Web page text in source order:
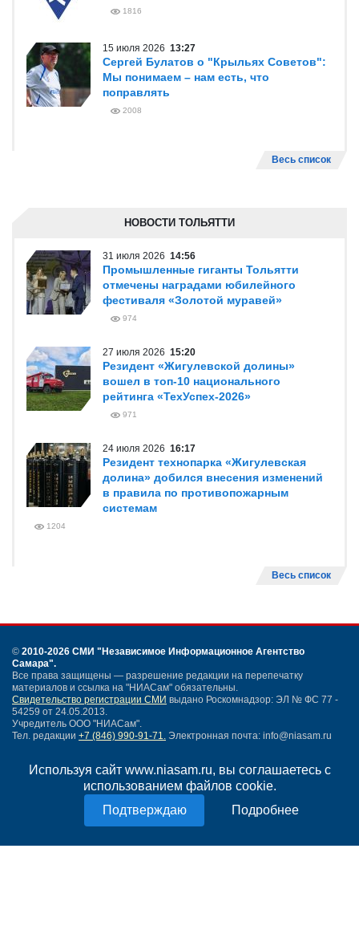
Используя сайт www.niasam.ru, вы соглашаетесь с
использованием файлов cookie.
Подробнее
1816
15 июля 2026 13:27
Сергей Булатов о "Крыльях Советов":
Мы понимаем – нам есть, что
поправлять
2008
Весь список
НОВОСТИ ТОЛЬЯТТИ
31 июля 2026 14:56
Промышленные гиганты Тольятти
отмечены наградами юбилейного
фестиваля «Золотой муравей»
974
27 июля 2026 15:20
Резидент «Жигулевской долины»
вошел в топ-10 национального
рейтинга «ТехУспех-2026»
971
24 июля 2026 16:17
Резидент технопарка «Жигулевская
долина» добился внесения изменений
в правила по противопожарным
системам
1204
Весь список
© 2010-2026 СМИ "Независимое Информационное Агентство
Самара".
Все права защищены — разрешение редакции на перепечатку
материалов и ссылка на "НИАСам" обязательны.
Свидетельство регистрации СМИ выдано Роскомнадзор: ЭЛ № ФС 77 -
54259 от 24.05.2013.
Учредитель ООО "НИАСам".
Тел. редакции +7 (846) 990-91-71. Электронная почта: info@niasam.ru
Карта сайта
Нашли ошибку?
Политика конфиденциальности
Согласие на обработку персональных данных